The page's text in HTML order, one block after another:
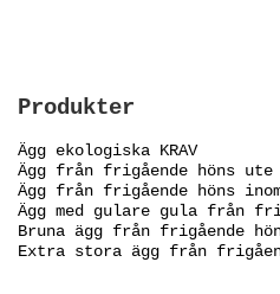
Produkter
Ägg ekologiska KRAV
Ägg från frigående höns ute
Ägg från frigående höns
Ägg med gulare gula från
Bruna ägg från frigående
Extra stora ägg från